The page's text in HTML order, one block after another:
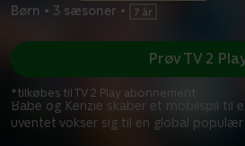
Børn • 3 sæsoner •
Babe og Kenzie skaber et mobilspil til
uventet vokser sig til en global populær
Prøv TV 2
*tilkøbes til TV 2 Play abonnement